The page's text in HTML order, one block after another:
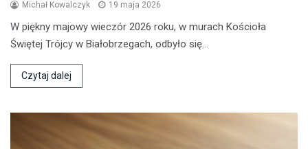
Michał Kowalczyk 19 maja 2026
W piękny majowy wieczór 2026 roku, w murach Kościoła
Świętej Trójcy w Białobrzegach, odbyło się…
Czytaj dalej